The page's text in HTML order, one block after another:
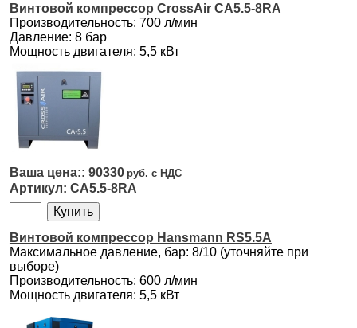
Винтовой компрессор CrossAir CA5.5-8RA
Производительность: 700 л/мин
Давление: 8 бар
Мощность двигателя: 5,5 кВт
90330
CA5.5-8RA
Винтовой компрессор Hansmann RS5.5А
Максимальное давление, бар: 8/10 (уточняйте при
выборе)
Производительность: 600 л/мин
Мощность двигателя: 5,5 кВт